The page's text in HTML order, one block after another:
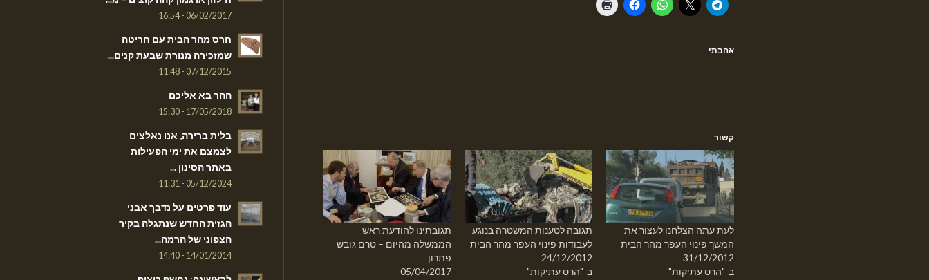
אהבתי
קשור
לעת עתה הצלחנו לעצור את
המשך פינוי העפר מהר הבית
31/12/2012
ב-"הרס עתיקות"
תגובה לטענות המשטרה בנוגע
לעבודות פינוי העפר מהר הבית
24/12/2012
ב-"הרס עתיקות"
תגובתינו להודעת ראש
הממשלה מהיום – טרם גובש
פתרון
05/04/2017
06/02/2017 - 16:54
חרס מהר הבית עם חריטה
שמזכירה מנורת שבעת קנים...
07/12/2015 - 11:48
ההר בא אליכם
17/05/2018 - 15:30
בלית ברירה, אנו נאלצים
לצמצם את ימי הפעילות
באתר הסינון ...
05/12/2024 - 11:31
עוד פרטים על נדבך אבני
הגזית החדש שנתגלה בקיר
הצפוני של הרמה...
14/01/2014 - 14:40